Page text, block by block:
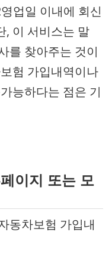
업일 이내에 회신
, 이 서비스는 말
를 찾아주는 것이
험 가입내역이나
능하다는 점은 기
이지 또는 모
동차보험 가입내